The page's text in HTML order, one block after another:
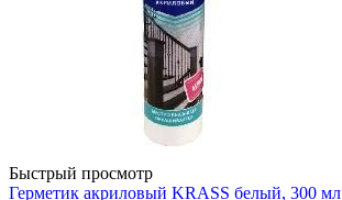
Быстрый просмотр
Герметик акриловый KRASS белый, 300 мл